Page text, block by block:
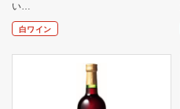
い…
白ワイン